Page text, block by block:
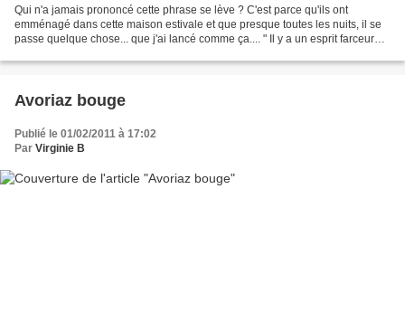
Qui n'a jamais prononcé cette phrase se lève ? C'est parce qu'ils ont
emménagé dans cette maison estivale et que presque toutes les nuits, il se
passe quelque chose... que j'ai lancé comme ça.... " Il y a un esprit farceur
Avoriaz bouge
Publié le 01/02/2011 à 17:02
Par Virginie B